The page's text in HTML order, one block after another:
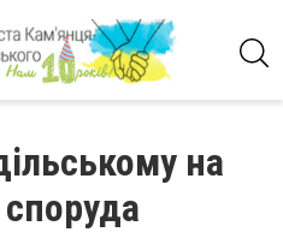
на
споруда